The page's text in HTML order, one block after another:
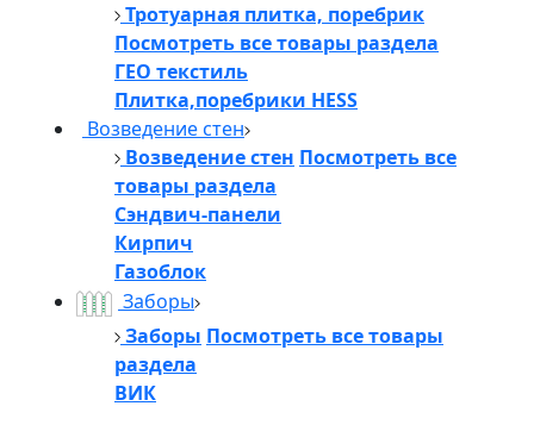
Тротуарная плитка, поребрик
Посмотреть все товары раздела
ГЕО текстиль
Плитка,поребрики HESS
Возведение стен
Возведение стен Посмотреть все
товары раздела
Сэндвич-панели
Кирпич
Газоблок
Заборы
Заборы Посмотреть все товары
раздела
ВИК